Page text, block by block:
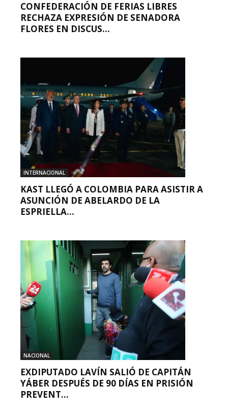
CONFEDERACIÓN DE FERIAS LIBRES
RECHAZA EXPRESIÓN DE SENADORA
FLORES EN DISCUS...
INTERNACIONAL
KAST LLEGÓ A COLOMBIA PARA ASISTIR A
ASUNCIÓN DE ABELARDO DE LA
ESPRIELLA...
NACIONAL
EXDIPUTADO LAVÍN SALIÓ DE CAPITÁN
YÁBER DESPUÉS DE 90 DÍAS EN PRISIÓN
PREVENT...